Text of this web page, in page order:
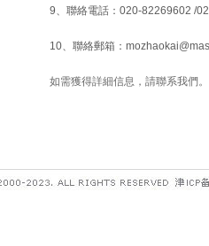
9、聯絡電話：020-82269602 /
10、聯絡郵箱：
如需獲得詳細信息，請聯系我們。